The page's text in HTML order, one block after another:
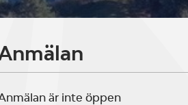
är inte öppen